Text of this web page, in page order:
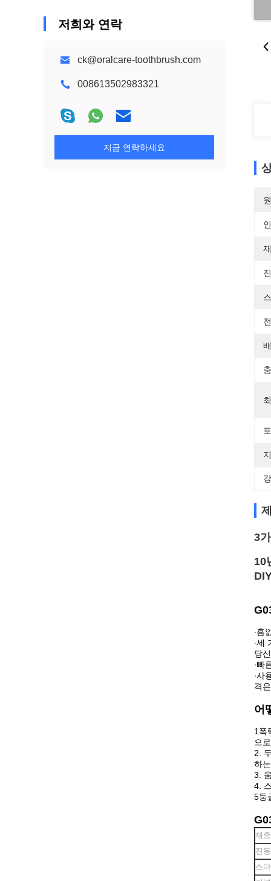
저희와 연락
ck@oralcare-toothbrush.com
008613502983321
지금 연락하세요
3
10
∙흠
∙세
당
∙빠
∙사
격
어
1폭
으
2.
하
3.
4.
5둥
재
진
스